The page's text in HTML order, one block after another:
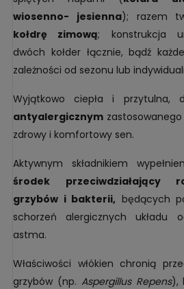
wiosenno- jesienna); razem
kołdrę zimową; konstrukcja
dwóch kołder łącznie, bądź
zależności od sezonu lub
Wyjątkowo ciepła i przytulna,
antyalergicznym
zdrowy i komfortowy sen.
Aktywnym składnikiem
środek przeciwdziałający
grzybów i bakterii, będących
schorzeń alergicznych układu
astma.
Właściwości włókien chronią
grzybów (np. Aspergillus Repens),